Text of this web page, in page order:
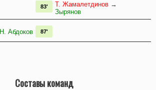
Т. Жамалетдинов →
Зырянов
83'
Н. Абдоков 87'
Составы команд